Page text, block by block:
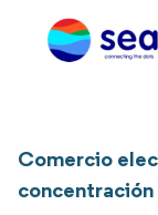
Comercio